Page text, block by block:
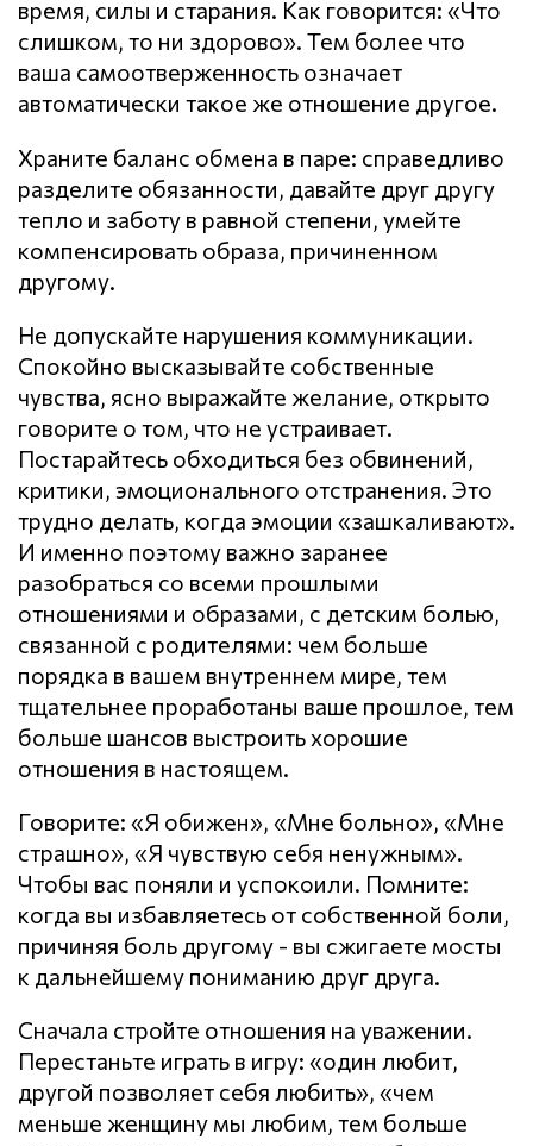
время, силы и старания. Как говорится: «Что
слишком, то ни здорово». Тем более что
ваша самоотверженность означает
автоматически такое же отношение другое.
Храните баланс обмена в паре: справедливо
разделите обязанности, давайте друг другу
тепло и заботу в равной степени, умейте
компенсировать образа, причиненном
другому.
Не допускайте нарушения кoммyникaции.
Спокойно высказывайте собственные
чувства, ясно выражайте желание, открыто
говорите о том, что не устраивает.
Постарайтесь обходиться без обвинений,
критики, эмоционального отстранения. Это
трудно делать, когда эмоции «зашкаливают».
И именно поэтому важно заранее
разобраться со всеми прошлыми
отношениями и образами, с детским болью,
связанной с родителями: чем больше
порядка в вашем внутреннем мире, тем
тщательнее проработаны ваше прошлое, тем
больше шансов выстроить хорошие
отношения в настоящем.
Говорите: «Я обижен», «Мне больно», «Мне
страшно», «Я чувствую себя ненужным».
Чтобы вас поняли и успокоили. Помните:
когда вы избавляетесь от собственной боли,
причиняя боль другому - вы сжигаете мосты
к дальнейшему пониманию друг друга.
Сначала стройте отношения на уважении.
Перестаньте играть в игру: «один любит,
другой позволяет себя любить», «чем
меньше женщину мы любим, тем больше